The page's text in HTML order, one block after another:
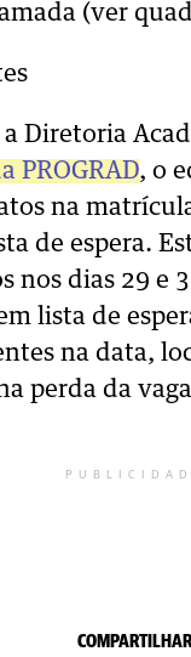
(ver
Diretoria
PROGRAD, o
na
de espera.
nos dias 29 e
lista de
na data,
perda da